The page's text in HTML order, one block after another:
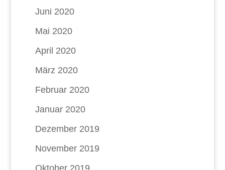
Juni 2020
Mai 2020
April 2020
März 2020
Februar 2020
Januar 2020
Dezember 2019
November 2019
Oktober 2019